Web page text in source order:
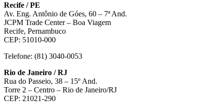
Recife / PE
Av. Eng. Antônio de Góes, 60 – 7ª And.
JCPM Trade Center – Boa Viagem
Recife, Pernambuco
CEP: 51010-000
Telefone: (81) 3040-0053
Rio de Janeiro / RJ
Rua do Passeio, 38 – 15º And.
Torre 2 – Centro – Rio de Janeiro/RJ
CEP: 21021-290